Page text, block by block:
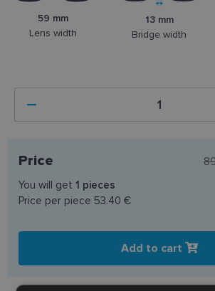
59 mm
Lens width
13 mm
Bridge width
Price
You will get 1 pieces
Price per piece 53.40 €
Add to cart